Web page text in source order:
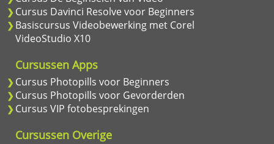
Cursus Davinci Resolve voor Beginners
Basiscursus Videobewerking met Corel
VideoStudio X10
Cursussen Apps
Cursus Photopills voor Beginners
Cursus Photopills voor Gevorderden
Cursus VIP fotobesprekingen
Cursussen Overige